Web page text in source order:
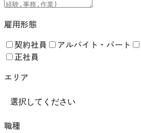
雇用形態
契約社員 アルバイト・パート
正社員
エリア
職種